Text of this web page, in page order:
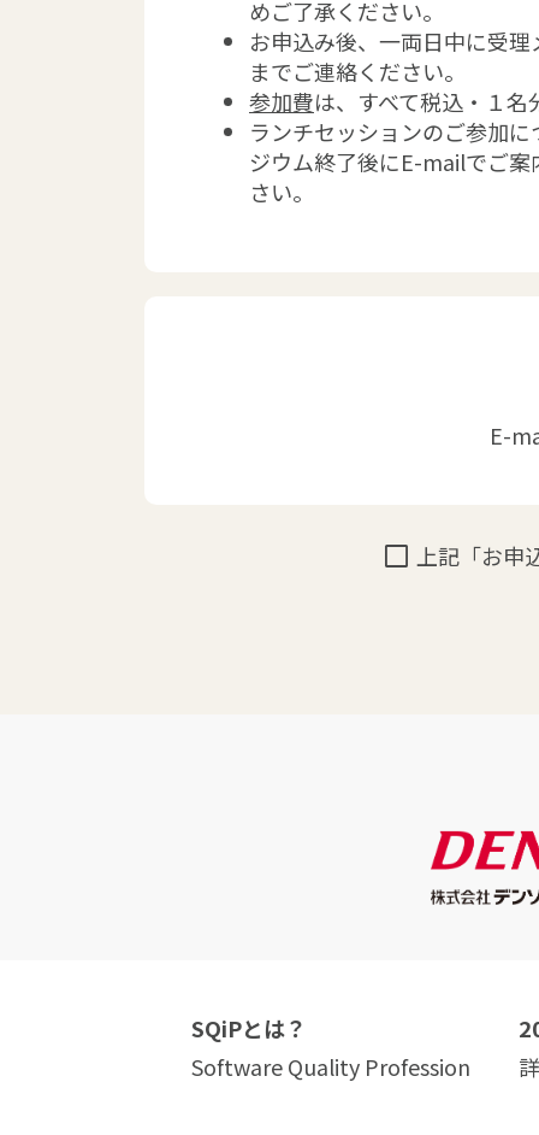
めご了承ください。
お申込み後、一両日中に受
までご連絡ください。
参加費は、すべて税込・１名
ランチセッションのご参加
ジウム終了後にE-mailでご
さい。
E-
check_box_outline_blank 上記「お申
SQiPとは？
Software Quality Profession